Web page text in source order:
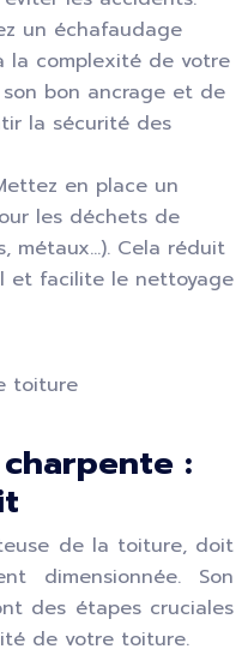
un échafaudage
la complexité de votre
bon ancrage et de
la sécurité des
en place un
les déchets de
métaux…). Cela réduit
et facilite le nettoyage
:
de la toiture, doit
dimensionnée. Son
des étapes cruciales
de votre toiture.